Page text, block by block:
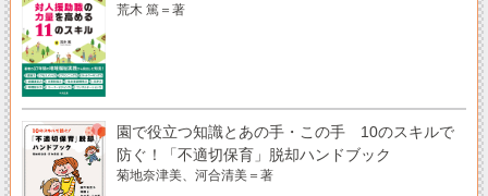
荒木 篤＝著
園で役立つ知識とあの手・この手 10のスキルで
防ぐ！「不適切保育」脱却ハンドブック
菊地奈津美、河合清美＝著